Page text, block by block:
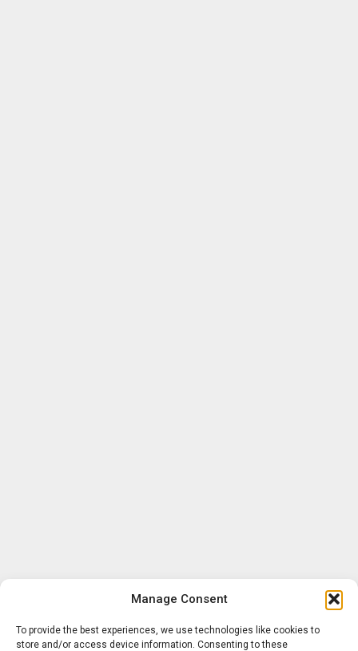
Manage Consent
To provide the best experiences, we use technologies like cookies to
store and/or access device information. Consenting to these